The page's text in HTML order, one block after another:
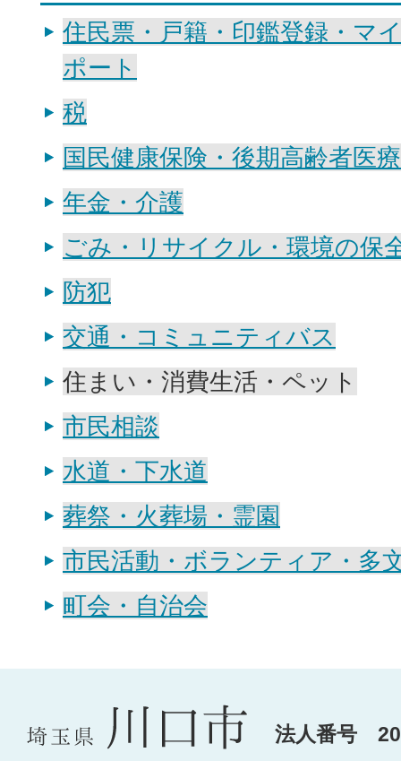
住民票・戸籍・印鑑登録・マ
ポート
税
国民健康保険・後期高齢者医
年金・介護
ごみ・リサイクル・環境の保
防犯
交通・コミュニティバス
住まい・消費生活・ペット
市民相談
水道・下水道
葬祭・火葬場・霊園
市民活動・ボランティア・多
町会・自治会
法人番号